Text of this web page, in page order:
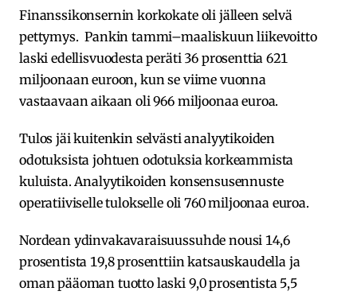
Finanssikonsernin korkokate oli jälleen selvä
pettymys. Pankin tammi–maaliskuun liikevoitto
laski edellisvuodesta peräti 36 prosenttia 621
miljoonaan euroon, kun se viime vuonna
vastaavaan aikaan oli 966 miljoonaa euroa.
Tulos jäi kuitenkin selvästi analyytikoiden
odotuksista johtuen odotuksia korkeammista
kuluista. Analyytikoiden konsensusennuste
operatiiviselle tulokselle oli 760 miljoonaa euroa.
Nordean ydinvakavaraisuussuhde nousi 14,6
prosentista 19,8 prosenttiin katsauskaudella ja
oman pääoman tuotto laski 9,0 prosentista 5,5